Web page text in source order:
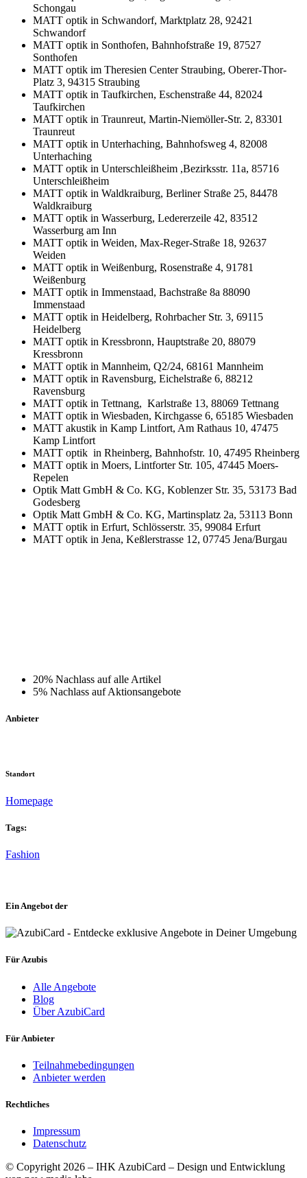
Schongau
MATT optik in Schwandorf, Marktplatz 28, 92421
Schwandorf
MATT optik in Sonthofen, Bahnhofstraße 19, 87527
Sonthofen
MATT optik im Theresien Center Straubing, Oberer-Thor-
Platz 3, 94315 Straubing
MATT optik in Taufkirchen, Eschenstraße 44, 82024
Taufkirchen
MATT optik in Traunreut, Martin-Niemöller-Str. 2, 83301
Traunreut
MATT optik in Unterhaching, Bahnhofsweg 4, 82008
Unterhaching
MATT optik in Unterschleißheim ,Bezirksstr. 11a, 85716
Unterschleißheim
MATT optik in Waldkraiburg, Berliner Straße 25, 84478
Waldkraiburg
MATT optik in Wasserburg, Ledererzeile 42, 83512
Wasserburg am Inn
MATT optik in Weiden, Max-Reger-Straße 18, 92637
Weiden
MATT optik in Weißenburg, Rosenstraße 4, 91781
Weißenburg
MATT optik in Immenstaad, Bachstraße 8a 88090
Immenstaad
MATT optik in Heidelberg, Rohrbacher Str. 3, 69115
Heidelberg
MATT optik in Kressbronn, Hauptstraße 20, 88079
Kressbronn
MATT optik in Mannheim, Q2/24, 68161 Mannheim
MATT optik in Ravensburg, Eichelstraße 6, 88212
Ravensburg
MATT optik in Tettnang, Karlstraße 13, 88069 Tettnang
MATT optik in Wiesbaden, Kirchgasse 6, 65185 Wiesbaden
MATT akustik in Kamp Lintfort, Am Rathaus 10, 47475
Kamp Lintfort
MATT optik in Rheinberg, Bahnhofstr. 10, 47495 Rheinberg
MATT optik in Moers, Lintforter Str. 105, 47445 Moers-
Repelen
Optik Matt GmbH & Co. KG, Koblenzer Str. 35, 53173 Bad
Godesberg
Optik Matt GmbH & Co. KG, Martinsplatz 2a, 53113 Bonn
MATT optik in Erfurt, Schlösserstr. 35, 99084 Erfurt
MATT optik in Jena, Keßlerstrasse 12, 07745 Jena/Burgau
20% Nachlass auf alle Artikel
5% Nachlass auf Aktionsangebote
Anbieter
Standort
Homepage
Tags:
Fashion
Ein Angebot der
Für Azubis
Alle Angebote
Blog
Über AzubiCard
Für Anbieter
Teilnahmebedingungen
Anbieter werden
Rechtliches
Impressum
Datenschutz
© Copyright 2026 – IHK AzubiCard – Design und Entwicklung